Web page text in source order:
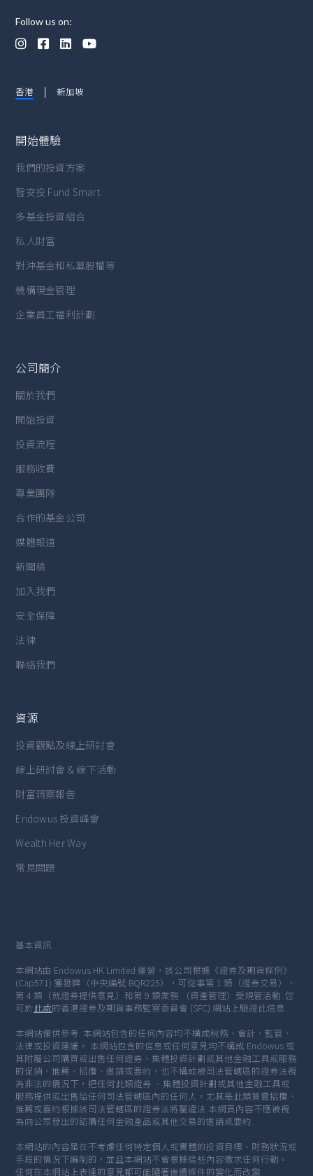
Follow us on:
   
香港 新加坡
開始體驗
我們的投資方案
智安投 Fund Smart
多基金投資組合
私人財富
對沖基金和私募股權等
機構現金管理
企業員工福利計劃
公司簡介
關於我們
開始投資
投資流程
服務收費
專業團隊
合作的基金公司
媒體報道
新聞稿
加入我們
安全保障
法律
聯絡我們
資源
投資觀點及線上研討會
線上研討會 & 線下活動
財富洞察報告
Endowus 投資峰會
Wealth Her Way
常見問題
基本資訊
本網站由 Endowus HK Limited 運營，該公司根據《證券及期貨條例》
(Cap571) 獲發牌（中央編號 BQR225），可從事第 1 類（證券交易）、
第 4 類（就證券提供意見）和第 9 類業務 （資產管理）受規管活動. 您
可於此處的香港證券及期貨事務監察委員會 (SFC) 網站上驗證此信息.
本網站僅供參考. 本網站包含的任何內容均不構成稅務、會計、監管、
法律或投資建議。 本網站包含的信息或任何意見均不構成 Endowus 或
其附屬公司購買或出售任何證券、集體投資計劃或其他金融工具或服務
的促銷、推薦、招攬、邀請或要約，也不構成被司法管轄區的證券法視
為非法的情況下，把任何此類證券 、集體投資計劃或其他金融工具或
服務提供或出售給任何司法管轄區內的任何人。尤其是此類買賣招攬、
推薦或要約根據該司法管轄區的證券法將屬違法.本網頁內容不應被視
為向公眾發出的認購任何金融產品或其他交易的邀請或要約.
本網站的內容是在不考慮任何特定個人或實體的投資目標、財務狀況或
手段的情況下編制的，並且本網站不會根據這些內容徵求任何行動。
任何在本網站上表達的意見都可能隨著後續條件的變化而改變.